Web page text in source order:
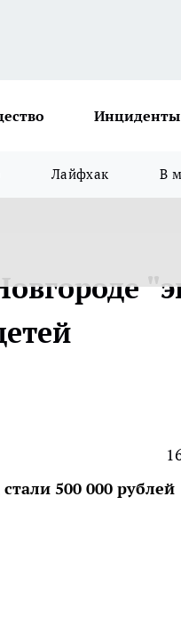
Инциденты
Лайфхак В
500 000 рублей